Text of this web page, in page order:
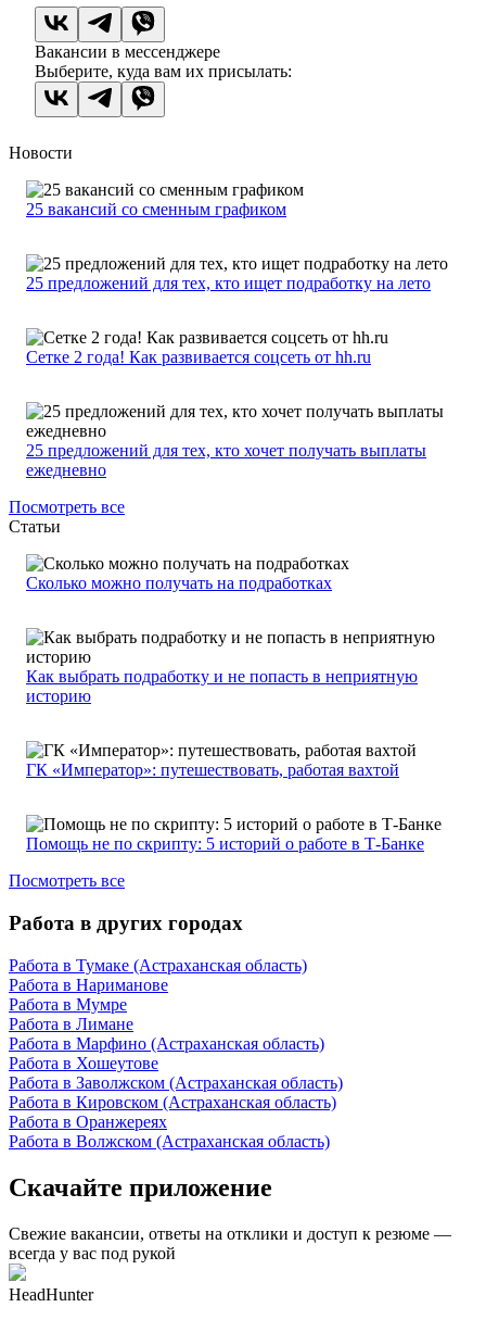
Вакансии в мессенджере
Выберите, куда вам их присылать:
Новости
25 вакансий со сменным графиком
25 предложений для тех, кто ищет подработку на лето
Сетке 2 года! Как развивается соцсеть от hh.ru
25 предложений для тех, кто хочет получать выплаты
ежедневно
Посмотреть все
Статьи
Сколько можно получать на подработках
Как выбрать подработку и не попасть в неприятную
историю
ГК «Император»: путешествовать, работая вахтой
Помощь не по скрипту: 5 историй о работе в Т-Банке
Посмотреть все
Работа в других городах
Работа в Тумаке (Астраханская область)
Работа в Нариманове
Работа в Мумре
Работа в Лимане
Работа в Марфино (Астраханская область)
Работа в Хошеутове
Работа в Заволжском (Астраханская область)
Работа в Кировском (Астраханская область)
Работа в Оранжереях
Работа в Волжском (Астраханская область)
Скачайте приложение
Свежие вакансии, ответы на отклики и доступ к резюме —
всегда у вас под рукой
HeadHunter